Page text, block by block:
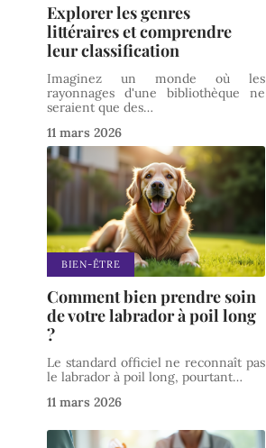
Explorer les genres
littéraires et comprendre
leur classification
Imaginez un monde où les
rayonnages d'une bibliothèque ne
seraient que des…
11 mars 2026
BIEN-ÊTRE
Comment bien prendre soin
de votre labrador à poil long
?
Le standard officiel ne reconnaît pas
le labrador à poil long, pourtant…
11 mars 2026